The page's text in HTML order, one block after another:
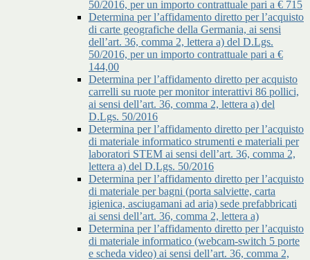
50/2016, per un importo contrattuale pari a € 715
Determina per l’affidamento diretto per l’acquisto
di carte geografiche della Germania, ai sensi
dell’art. 36, comma 2, lettera a) del D.Lgs.
50/2016, per un importo contrattuale pari a €
144,00
Determina per l’affidamento diretto per acquisto
carrelli su ruote per monitor interattivi 86 pollici,
ai sensi dell’art. 36, comma 2, lettera a) del
D.Lgs. 50/2016
Determina per l’affidamento diretto per l’acquisto
di materiale informatico strumenti e materiali per
laboratori STEM ai sensi dell’art. 36, comma 2,
lettera a) del D.Lgs. 50/2016
Determina per l’affidamento diretto per l’acquisto
di materiale per bagni (porta salviette, carta
igienica, asciugamani ad aria) sede prefabbricati
ai sensi dell’art. 36, comma 2, lettera a)
Determina per l’affidamento diretto per l’acquisto
di materiale informatico (webcam-switch 5 porte
e scheda video) ai sensi dell’art. 36, comma 2,